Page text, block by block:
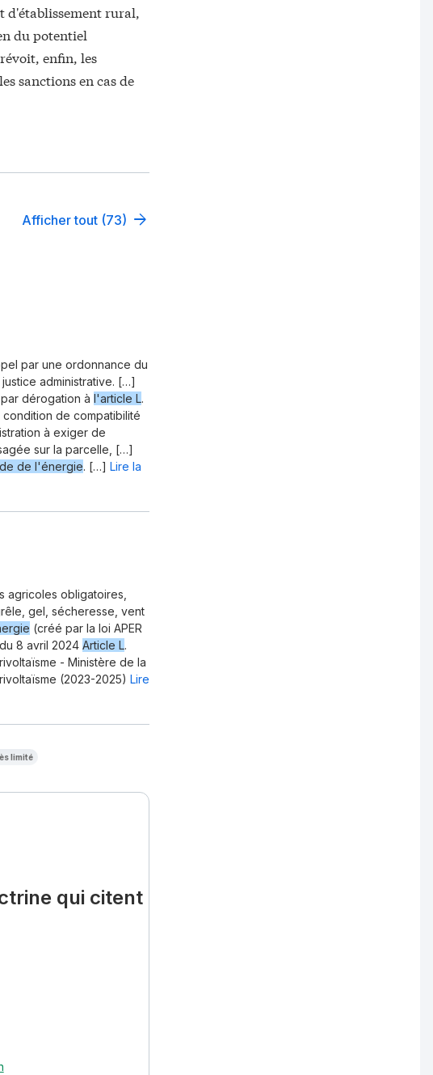
d'établissement rural,
du potentiel
enfin, les
sanctions en cas de
Afficher tout (73)
par une ordonnance du
administrative. […]
dérogation à l'article L.
de compatibilité
à exiger de
sur la parcelle, […]
de l'énergie. […] Lire la
agricoles obligatoires,
gel, sécheresse, vent
(créé par la loi APER
8 avril 2024 Article L.
- Ministère de la
(2023-2025) Lire
limité
qui citent